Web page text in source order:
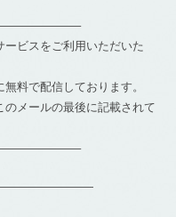
ビスをご利用いただいた
料で配信しております。
メールの最後に記載されて